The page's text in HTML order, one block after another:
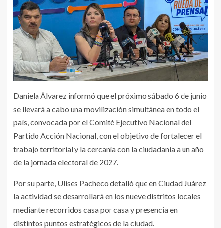
Daniela Álvarez informó que el próximo sábado 6 de junio
se llevará a cabo una movilización simultánea en todo el
país, convocada por el Comité Ejecutivo Nacional del
Partido Acción Nacional, con el objetivo de fortalecer el
trabajo territorial y la cercanía con la ciudadanía a un año
de la jornada electoral de 2027.
Por su parte, Ulises Pacheco detalló que en Ciudad Juárez
la actividad se desarrollará en los nueve distritos locales
mediante recorridos casa por casa y presencia en
distintos puntos estratégicos de la ciudad.